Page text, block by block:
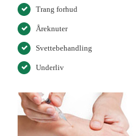
Trang forhud
Åreknuter
Svettebehandling
Underliv